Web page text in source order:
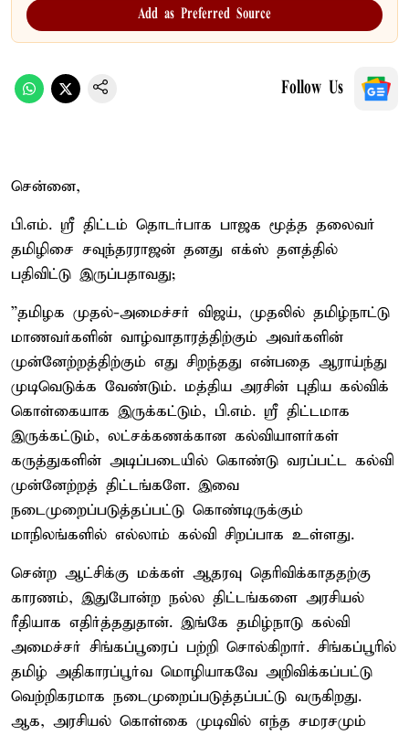
Add as Preferred Source
Follow Us
சென்னை,
பி.எம். ஸ்ரீ திட்டம் தொடர்பாக பாஜக மூத்த தலைவர்
தமிழிசை சவுந்தரராஜன் தனது எக்ஸ் தளத்தில்
பதிவிட்டு இருப்பதாவது;
”தமிழக முதல்-அமைச்சர் விஜய், முதலில் தமிழ்நாட்டு
மாணவர்களின் வாழ்வாதாரத்திற்கும் அவர்களின்
முன்னேற்றத்திற்கும் எது சிறந்தது என்பதை ஆராய்ந்து
முடிவெடுக்க வேண்டும். மத்திய அரசின் புதிய கல்விக்
கொள்கையாக இருக்கட்டும், பி.எம். ஸ்ரீ திட்டமாக
இருக்கட்டும், லட்சக்கணக்கான கல்வியாளர்கள்
கருத்துகளின் அடிப்படையில் கொண்டு வரப்பட்ட கல்வி
முன்னேற்றத் திட்டங்களே. இவை
நடைமுறைப்படுத்தப்பட்டு கொண்டிருக்கும்
மாநிலங்களில் எல்லாம் கல்வி சிறப்பாக உள்ளது.
சென்ற ஆட்சிக்கு மக்கள் ஆதரவு தெரிவிக்காததற்கு
காரணம், இதுபோன்ற நல்ல திட்டங்களை அரசியல்
ரீதியாக எதிர்த்ததுதான். இங்கே தமிழ்நாடு கல்வி
அமைச்சர் சிங்கப்பூரைப் பற்றி சொல்கிறார். சிங்கப்பூரில்
தமிழ் அதிகாரப்பூர்வ மொழியாகவே அறிவிக்கப்பட்டு
வெற்றிகரமாக நடைமுறைப்படுத்தப்பட்டு வருகிறது.
ஆக, அரசியல் கொள்கை முடிவில் எந்த சமரசமும்